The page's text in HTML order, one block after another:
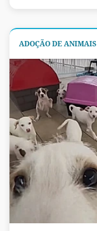
ADOÇÃO DE ANIMAIS